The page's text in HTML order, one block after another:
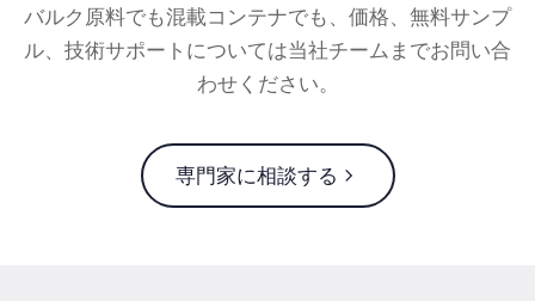
バルク原料でも混載コンテナでも、価格、無料サンプ
ル、技術サポートについては当社チームまでお問い合
わせください。
専門家に相談する